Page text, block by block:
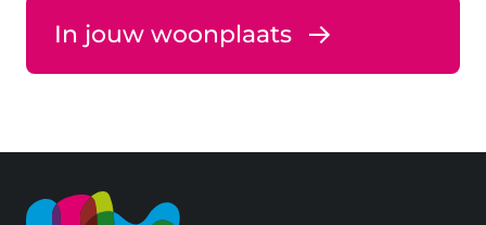
In jouw woonplaats